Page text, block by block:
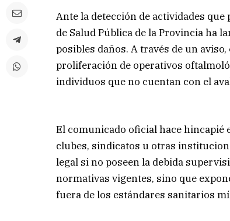
Ante la detección de actividades
de Salud Pública de la Provincia ha
posibles daños. A través de un
proliferación de operativos
individuos que no cuentan con el
El comunicado oficial hace hincapié
clubes, sindicatos u otras
legal si no poseen la debida
normativas vigentes, sino que
fuera de los estándares sanitarios